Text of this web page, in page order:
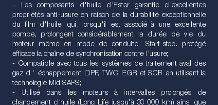
- Les composants d'huile d'Ester garantie d'excellentes
propriétés anti-usure en raison de la durabilité exceptionnelle
du film d'huile, qui, lorsqu'il est associé à une excellente
pompe, prolongent considérablement la durée de vie du
moteur même en mode de conduite -Start-stop. protégé
efficace la chaîne de synchronisation contre l'usure;
- Compatible avec tous les systèmes de traitement aval des
gaz d ' échappement, DPF, TWC, EGR et SCR en utilisant la
technologie Mid SAPS;
- Utilisé dans les moteurs à intervalles prolongés de
changement d'huile (Long Life jusqu'à 30 000 km) ainsi que